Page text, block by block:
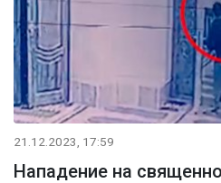
21.12.2023, 17:59
Нападение на